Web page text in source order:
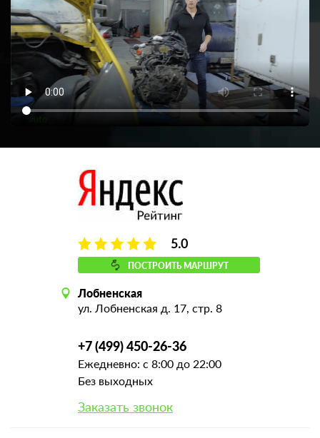
5.0
ПОСТРОИТЬ МАРШРУТ
Лобненская
ул. Лобненская д. 17, стр. 8
+7 (499) 450-26-36
Ежедневно: с 8:00 до 22:00
Без выходных
Заказать звонок